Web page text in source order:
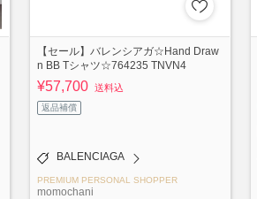
【セール】バレンシアガ☆Hand Draw
n BB Tシャツ☆764235 TNVN4
¥57,700 送料込
返品補償
BALENCIAGA
PREMIUM PERSONAL SHOPPER
momochani